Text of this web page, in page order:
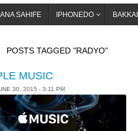
ANA SAHIFE IPHONEDO BAKKAL
POSTS TAGGED "RADYO"
MUSIC
30, 2015 - 3:11 PM